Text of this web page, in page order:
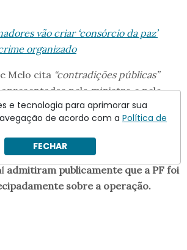
vão criar ‘consórcio da paz’
organizado
Melo cita “contradições públicas”
pelo ministro e pelo
ao conhecimento prévio e à
da corporação federalna ação,
Contenção. Para Nogueira,
o ministro quanto o diretor-geral
admitiram publicamente que a PF foi
sobre a operação.
e tecnologia para aprimorar sua
de acordo com a Política de
FECHAR